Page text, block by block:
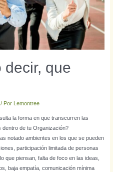
decir, que
Por Lemontree
la forma en que transcurren las
de tu Organización?
notado ambientes en los que se pueden
participación limitada de personas
que piensan, falta de foco en las ideas,
baja empatía, comunicación mínima